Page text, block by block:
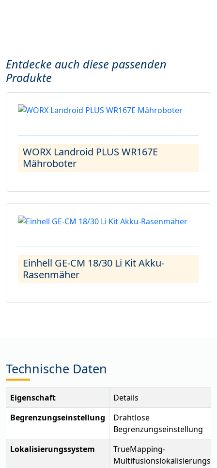
Entdecke auch diese passenden
Produkte
WORX Landroid PLUS WR167E
Mähroboter
Einhell GE-CM 18/30 Li Kit Akku-
Rasenmäher
Technische Daten
Eigenschaft
Details
Begrenzungseinstellung
Drahtlose
Begrenzungseinstellung
Lokalisierungssystem
TrueMapping-